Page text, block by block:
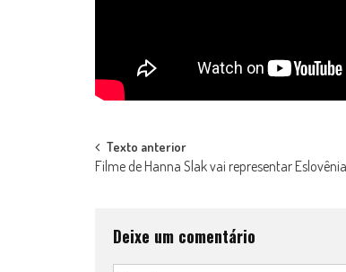
Post
Texto anterior
Filme de Hanna Slak vai representar
Deixe um comentário